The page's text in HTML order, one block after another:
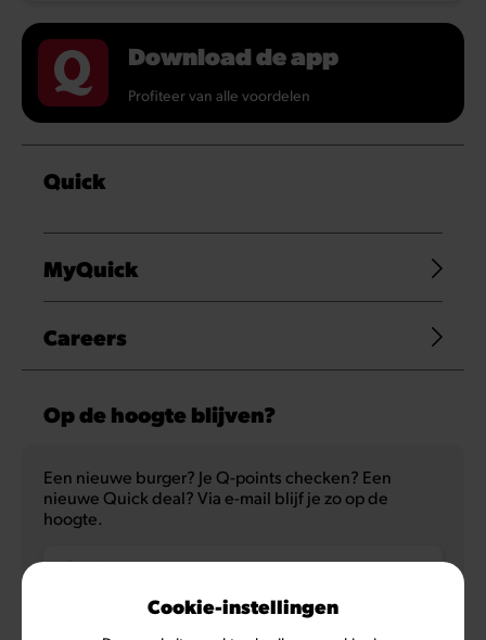
Download de app
Profiteer van alle voordelen
Quick
MyQuick
Careers
Op de hoogte blijven?
Een nieuwe burger? Je Q-points checken? Een
nieuwe Quick deal? Via e-mail blijf je zo op de
hoogte.
E-mailadres
Cookie-instellingen